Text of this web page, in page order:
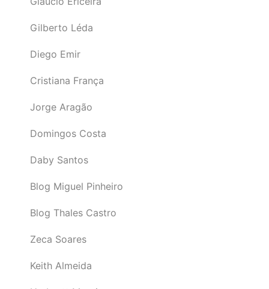
Gilberto Léda
Diego Emir
Cristiana França
Jorge Aragão
Domingos Costa
Daby Santos
Blog Miguel Pinheiro
Blog Thales Castro
Zeca Soares
Keith Almeida